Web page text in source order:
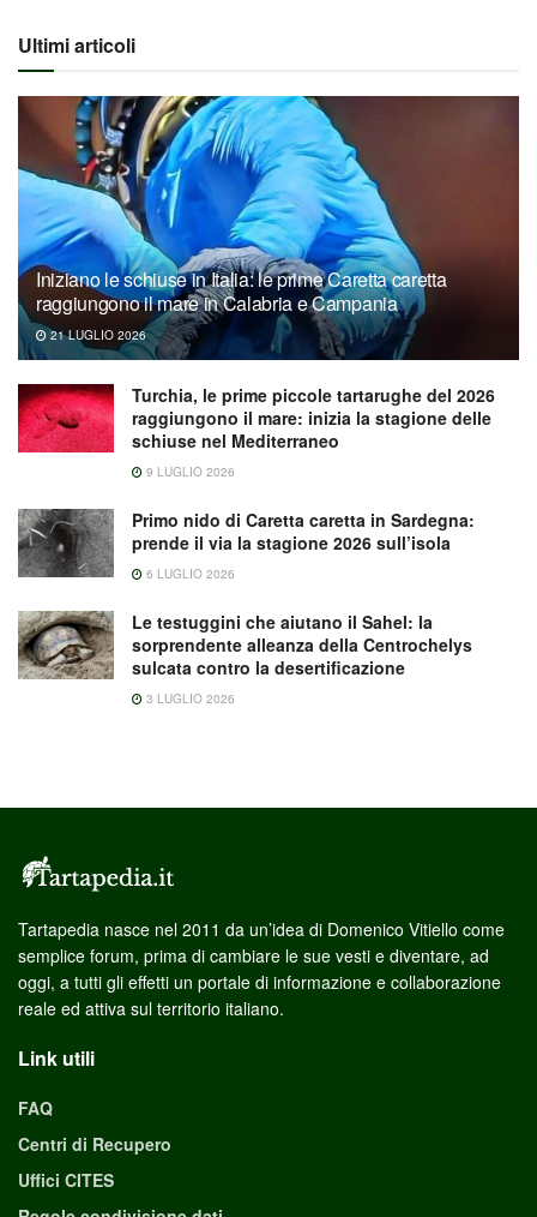
Ultimi articoli
Iniziano le schiuse in Italia: le prime Caretta caretta
raggiungono il mare in Calabria e Campania
21 LUGLIO 2026
Turchia, le prime piccole tartarughe del 2026
raggiungono il mare: inizia la stagione delle
schiuse nel Mediterraneo
9 LUGLIO 2026
Primo nido di Caretta caretta in Sardegna:
prende il via la stagione 2026 sull’isola
6 LUGLIO 2026
Le testuggini che aiutano il Sahel: la
sorprendente alleanza della Centrochelys
sulcata contro la desertificazione
3 LUGLIO 2026
Tartapedia nasce nel 2011 da un’idea di Domenico Vitiello come
semplice forum, prima di cambiare le sue vesti e diventare, ad
oggi, a tutti gli effetti un portale di informazione e collaborazione
reale ed attiva sul territorio italiano.
Link utili
FAQ
Centri di Recupero
Uffici CITES